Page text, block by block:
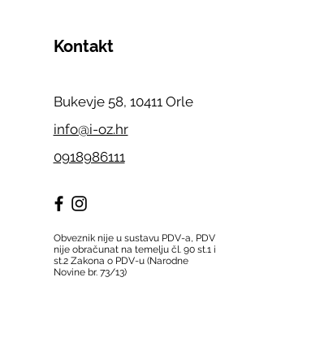
Kontakt
Bukevje 58, 10411 Orle
info@i-oz.hr
0918986111
Obveznik nije u sustavu PDV-a, PDV
nije obračunat na temelju čl. 90 st.1 i
st.2 Zakona o PDV-u (Narodne
Novine br. 73/13)